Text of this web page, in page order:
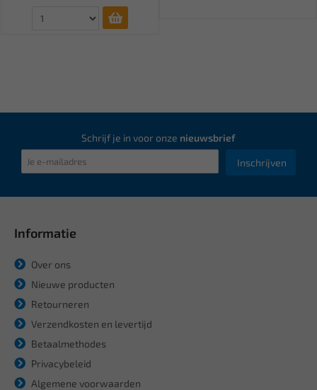
Schrijf je in voor onze nieuwsbrief
Inschrijven
Informatie
Over ons
Nieuwe producten
Retourneren
Verzendkosten en levertijd
Betaalmethodes
Privacybeleid
Algemene voorwaarden